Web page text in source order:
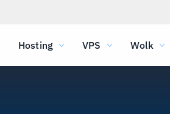
Hosting VPS Wolk